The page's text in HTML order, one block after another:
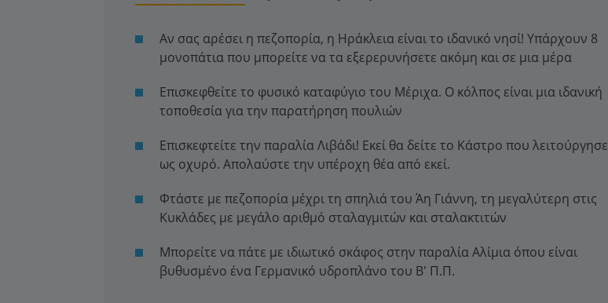
Αν σας αρέσει η πεζοπορία, η Ηράκλεια είναι το ιδανικό νησί! Υπάρχουν 8
μονοπάτια που μπορείτε να τα εξερερυνήσετε ακόμη και σε μια μέρα
Επισκεφθείτε το φυσικό καταφύγιο του Μέριχα. Ο κόλπος είναι μια ιδανική
τοποθεσία για την παρατήρηση πουλιών
Επισκεφτείτε την παραλία Λιβάδι! Εκεί θα δείτε το Κάστρο που λειτούργησε
ως οχυρό. Απολαύστε την υπέροχη θέα από εκεί.
Φτάστε με πεζοπορία μέχρι τη σπηλιά του Άη Γιάννη, τη μεγαλύτερη στις
Κυκλάδες με μεγάλο αριθμό σταλαγμιτών και σταλακτιτών
Μπορείτε να πάτε με ιδιωτικό σκάφος στην παραλία Αλίμια όπου είναι
βυθυσμένο ένα Γερμανικό υδροπλάνο του Β' Π.Π.